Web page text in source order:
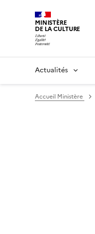
MINISTÈRE
DE LA CULTURE
Actualités
Accueil Ministère